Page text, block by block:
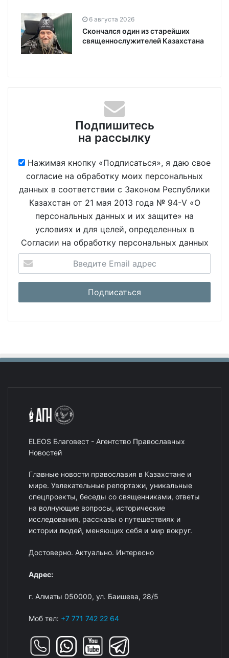
6 августа 2026
Скончался один из старейших
священнослужителей Казахстана
Подпишитесь
на рассылку
Нажимая кнопку «Подписаться», я даю свое
согласие на обработку моих персональных
данных в соответствии с Законом Республики
Казахстан от 21 мая 2013 года № 94-V «О
персональных данных и их защите» на
условиях и для целей, определенных в
Согласии на обработку персональных данных
ELEOS Благовест - Агентство Православных
Новостей
Главные новости православия в Казахстане и
мире. Увлекательные репортажи, уникальные
спецпроекты, беседы со священниками, ответы
на волнующие вопросы, исторические
исследования, рассказы о путешествиях и
истории людей, меняющих себя и мир вокруг.
Достоверно. Актуально. Интересно
Адрес:
г. Алматы 050000, ул. Баишева, 28/5
Моб тел: +7 771 742 22 64